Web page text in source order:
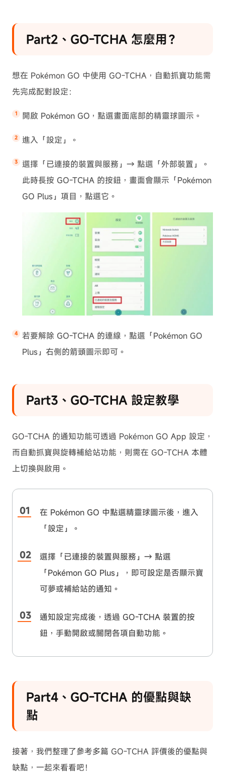
Part2、GO-TCHA 怎麼用？
想在 Pokémon GO 中使用 GO-TCHA，自動抓寶功能需
先完成配對設定：
開啟 Pokémon GO，點選畫面底部的精靈球圖示。
進入「設定」。
選擇「已連接的裝置與服務」→ 點選「外部裝置」。
此時長按 GO-TCHA 的按鈕，畫面會顯示「Pokémon
GO Plus」項目，點選它。
若要解除 GO-TCHA 的連線，點選「Pokémon GO
Plus」右側的箭頭圖示即可。
Part3、GO-TCHA 設定教學
GO-TCHA 的通知功能可透過 Pokémon GO App 設定，
而自動抓寶與旋轉補給站功能，則需在 GO-TCHA 本體
上切換與啟用。
在 Pokémon GO 中點選精靈球圖示後，進入
「設定」。
選擇「已連接的裝置與服務」→ 點選
「Pokémon GO Plus」，即可設定是否顯示寶
可夢或補給站的通知。
通知設定完成後，透過 GO-TCHA 裝置的按
鈕，手動開啟或關閉各項自動功能。
Part4、GO-TCHA 的優點與缺
點
接著，我們整理了參考多篇 GO-TCHA 評價後的優點與
缺點，一起來看看吧！